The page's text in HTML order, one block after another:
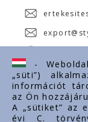
Fontos
-
„süti”)
információt
az Ön
A „sütiket” az
évi C.